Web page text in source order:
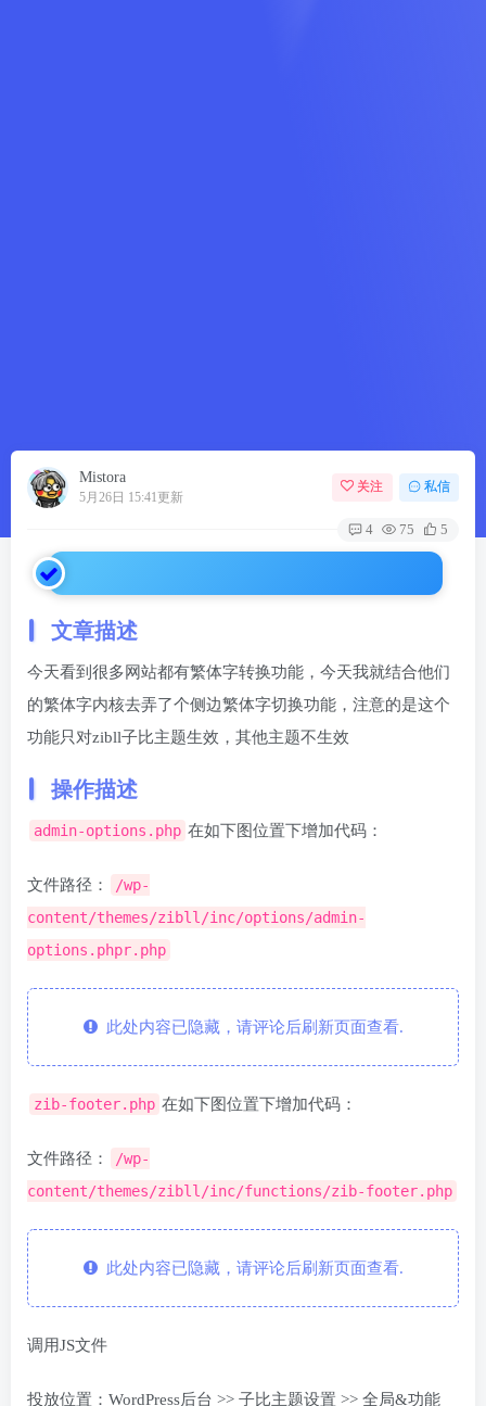
Mistora
5月26日 15:41更新
关注 私信
4 75 5
文章描述
今天看到很多网站都有繁体字转换功能，今天我就结合他们
的繁体字内核去弄了个侧边繁体字切换功能，注意的是这个
功能只对zibll子比主题生效，其他主题不生效
操作描述
admin-options.php 在如下图位置下增加代码：
文件路径：
/wp-
content/themes/zibll/inc/options/admin-
options.phpr.php
此处内容已隐藏，请评论后刷新页面查看.
zib-footer.php 在如下图位置下增加代码：
文件路径：
/wp-
content/themes/zibll/inc/functions/zib-footer.php
此处内容已隐藏，请评论后刷新页面查看.
调用JS文件
投放位置：WordPress后台 >> 子比主题设置 >> 全局&功能